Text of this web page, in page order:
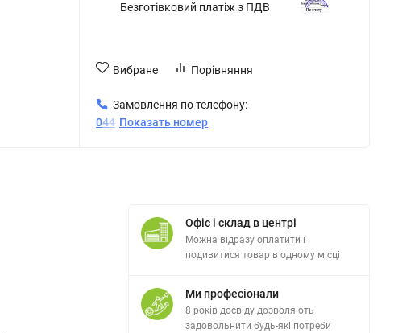
Безготівковий платіж з ПДВ
Вибране Порівняння
Замовлення по телефону:
044 Показать номер
Офіс і склад в центрі
Можна відразу оплатити і
подивитися товар в одному місці
Ми професіонали
8 років досвіду дозволяють
задовольнити будь-які потреби